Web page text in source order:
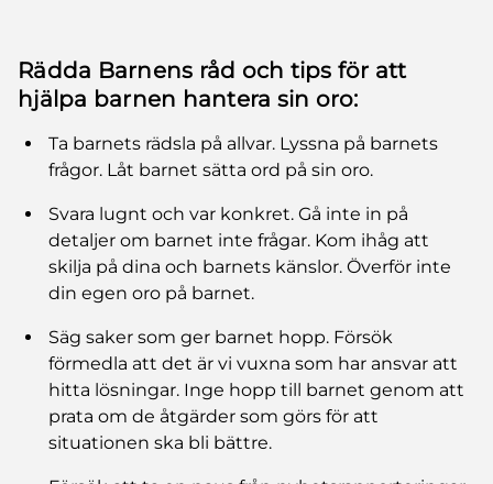
Rädda Barnens råd och tips för att
hjälpa barnen hantera sin oro:
Ta barnets rädsla på allvar. Lyssna på barnets
frågor. Låt barnet sätta ord på sin oro.
Svara lugnt och var konkret. Gå inte in på
detaljer om barnet inte frågar. Kom ihåg att
skilja på dina och barnets känslor. Överför inte
din egen oro på barnet.
Säg saker som ger barnet hopp. Försök
förmedla att det är vi vuxna som har ansvar att
hitta lösningar. Inge hopp till barnet genom att
prata om de åtgärder som görs för att
situationen ska bli bättre.